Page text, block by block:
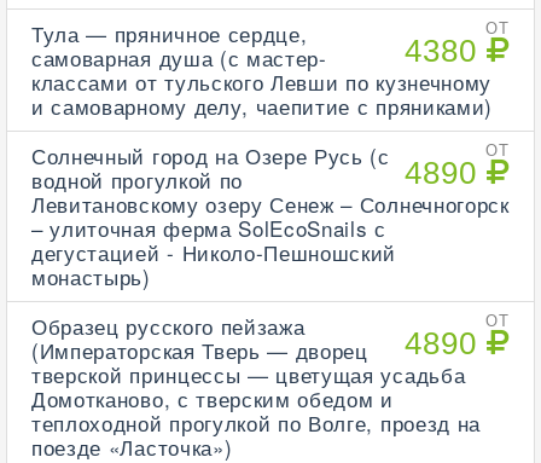
ОТ
4380
Тула — пряничное сердце,
самоварная душа (с мастер-
классами от тульского Левши по кузнечному
и самоварному делу, чаепитие с пряниками)
ОТ
4890
Солнечный город на Озере Русь (с
водной прогулкой по
Левитановскому озеру Сенеж – Солнечногорск
– улиточная ферма SolEcoSnails с
дегустацией - Николо-Пешношский
монастырь)
ОТ
4890
Образец русского пейзажа
(Императорская Тверь — дворец
тверской принцессы — цветущая усадьба
Домотканово, с тверским обедом и
теплоходной прогулкой по Волге, проезд на
поезде «Ласточка»)